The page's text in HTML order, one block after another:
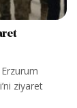
ziyaret